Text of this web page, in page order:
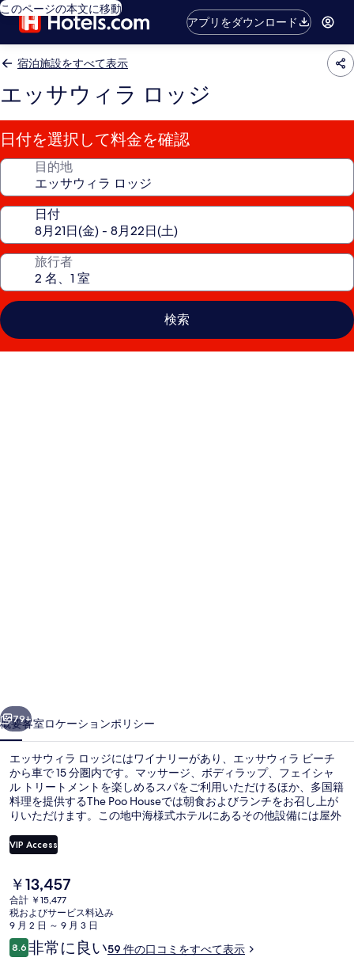
このページの本文に移動
アプリをダウンロード
宿泊施設をすべて表示
エッサウィラ ロッジ
日付を選択して料金を確認
目的地
日付
旅行者
検索
ッ
ジ
の
写
真
ギ
ラ
リ
ー
次へ
79+
概要客室ロケーションポリシー
エッサウィラ ロッジにはワイナリーがあり、エッサウィラ ビーチ
から車で 15 分圏内です。マッサージ、ボディラップ、フェイシャ
ル トリートメントを楽しめるスパをご利用いただけるほか、多国籍
料理を提供するThe Poo Houseでは朝食およびランチをお召し上が
りいただけます。この地中海様式ホテルにあるその他設備には屋外
VIP Access
現
在
の
料
金
は
￥13,457
合計 ￥15,477
税およびサービス料込み
9 月 2 日 ～ 9 月 3 日
口
コ
8.610段階中8.6
非常に良い59 件の口コミをすべて表示